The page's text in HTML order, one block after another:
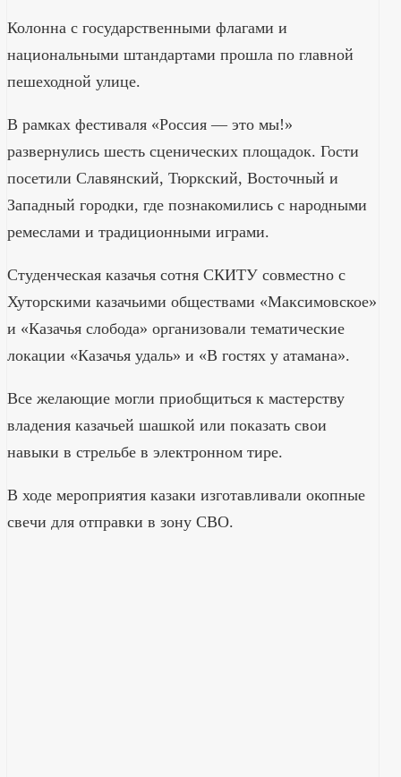
Колонна с государственными флагами и
национальными штандартами прошла по главной
пешеходной улице.
В рамках фестиваля «Россия — это мы!»
развернулись шесть сценических площадок. Гости
посетили Славянский, Тюркский, Восточный и
Западный городки, где познакомились с народными
ремеслами и традиционными играми.
Студенческая казачья сотня СКИТУ совместно с
Хуторскими казачьими обществами «Максимовское»
и «Казачья слобода» организовали тематические
локации «Казачья удаль» и «В гостях у атамана».
Все желающие могли приобщиться к мастерству
владения казачьей шашкой или показать свои
навыки в стрельбе в электронном тире.
В ходе мероприятия казаки изготавливали окопные
свечи для отправки в зону СВО.